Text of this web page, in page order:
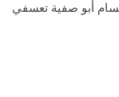
أبو صفية تعسفي